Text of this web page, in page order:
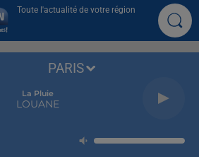
Toute l'actualité de votre région
La Pluie
LOUANE
PARIS